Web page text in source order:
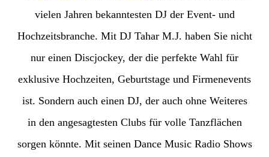
vielen Jahren bekanntesten DJ der Event- und
Hochzeitsbranche. Mit DJ Tahar M.J. haben Sie nicht
nur einen Discjockey, der die perfekte Wahl für
exklusive Hochzeiten, Geburtstage und Firmenevents
ist. Sondern auch einen DJ, der auch ohne Weiteres
in den angesagtesten Clubs für volle Tanzflächen
sorgen könnte. Mit seinen Dance Music Radio Shows